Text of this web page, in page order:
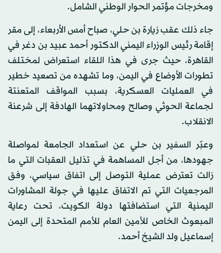
ومخرجات مؤتمر الحوار الوطني الشامل.
جاء ذلك عقب زيارة بن حلي، صباح أمس الأربعاء، إلى مقر
إقامة رئيس الوزراء اليمني الدكتور أحمد عبيد بن دغر في
القاهرة، حيث جرى في هذا اللقاء استعراض لمختلف
تطورات الأوضاع في اليمن، وما تشهده من تصعيد خطير
في العمليات العسكرية، بسبب المواقف المتعنتة
لجماعة الحوثي وصالح ومحاولاتهما الهادفة إلى شرعنة
الانقلاب.
وعبّر السفير بن حلي عن استعداد الجامعة لمواصلة
جهودها، من أجل المساهمة في تذليل العقبات التي ما
زالت تعترض عملية التوصل إلى اتفاق سياسي، وفق
المرجعيات التي تم الاتفاق عليها في جولة المشاورات
اليمنية التي استضافتها دولة الكويت، تحت رعاية
المبعوث الخاص للأمين العام للأمم المتحدة إلى اليمن
إسماعيل ولد الشيخ أحمد.